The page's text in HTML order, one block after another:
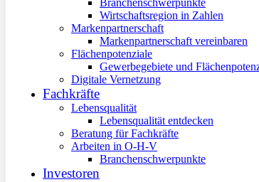
Wirtschaftsregion in Zahlen
Markenpartnerschaft
Markenpartnerschaft vereinbaren
Flächenpotenziale
Gewerbegebiete und
Digitale Vernetzung
Fachkräfte
Lebensqualität
Lebensqualität entdecken
Beratung für Fachkräfte
Arbeiten in O-H-V
Branchenschwerpunkte
Investoren